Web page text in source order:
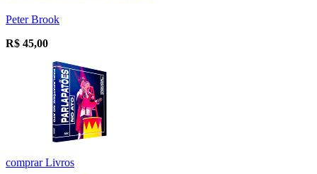
Peter Brook
R$ 45,00
comprarLivros